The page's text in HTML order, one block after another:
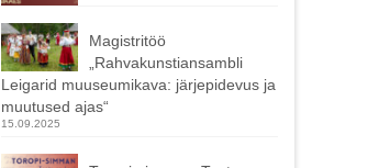
Magistritöö
„Rahvakunstiansambli
Leigarid muuseumikava: järjepidevus ja
muutused ajas“
15.09.2025